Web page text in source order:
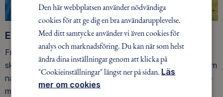
Ett friluftsliv för alla
Friluftsfrämjandet arbetar för att så många som möjligt
ska upptäcka den rörelseglädje och de hälsoeffekter som
naturen ger. Som medlem bidrar du också till vårt arbete
med att skydda allemansrätten.
Den här webbplatsen använder nödvändiga
cookies för att ge dig en bra användarupplevelse.
Med ditt samtycke använder vi även cookies för
analys och marknadsföring. Du kan när som helst
ändra dina inställningar genom att klicka på
"Cookieinställningar" längst ner på sidan. Läs
mer om cookies